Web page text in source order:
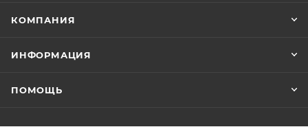
КОМПАНИЯ
ИНФОРМАЦИЯ
ПОМОЩЬ